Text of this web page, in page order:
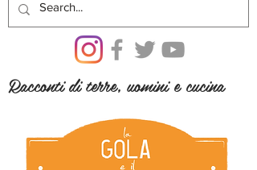
Racconti di terre, uomini e cucina